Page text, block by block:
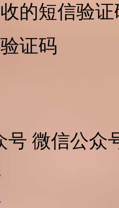
的短信验证
证码
微信公众